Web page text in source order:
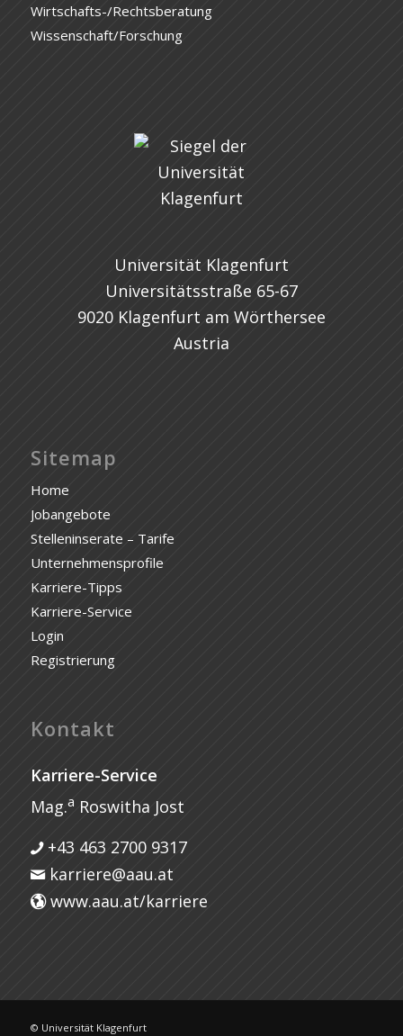
Wirtschafts-/Rechtsberatung
Wissenschaft/Forschung
Universität Klagenfurt
Universitätsstraße 65-67
9020 Klagenfurt am Wörthersee
Austria
Sitemap
Home
Jobangebote
Stelleninserate – Tarife
Unternehmensprofile
Karriere-Tipps
Karriere-Service
Login
Registrierung
Kontakt
Karriere-Service
Mag.a Roswitha Jost
+43 463 2700 9317
karriere@aau.at
www.aau.at/karriere
© Universität Klagenfurt